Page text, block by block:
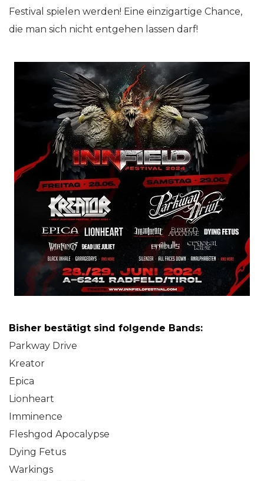
Festival spielen werden! Eine einzigartige Chance,
die man sich nicht entgehen lassen darf!
Bisher bestätigt sind folgende Bands:
Parkway Drive
Kreator
Epica
Lionheart
Imminence
Fleshgod Apocalypse
Dying Fetus
Warkings